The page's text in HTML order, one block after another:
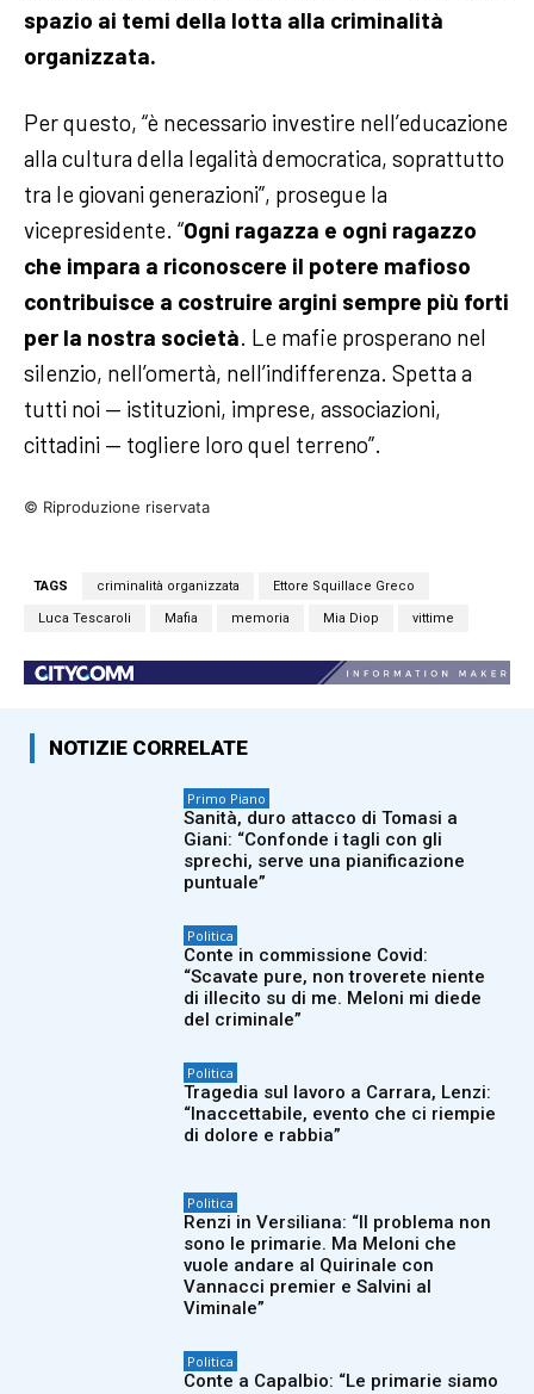
spazio ai temi della lotta alla criminalità
organizzata.
Per questo, “è necessario investire nell’educazione
alla cultura della legalità democratica, soprattutto
tra le giovani generazioni”, prosegue la
vicepresidente. “Ogni ragazza e ogni ragazzo
che impara a riconoscere il potere mafioso
contribuisce a costruire argini sempre più forti
per la nostra società. Le mafie prosperano nel
silenzio, nell’omertà, nell’indifferenza. Spetta a
tutti noi — istituzioni, imprese, associazioni,
cittadini — togliere loro quel terreno”.
© Riproduzione riservata
TAGS criminalità organizzata Ettore Squillace Greco
Luca Tescaroli Mafia memoria Mia Diop vittime
NOTIZIE CORRELATE
Primo Piano
Sanità, duro attacco di Tomasi a
Giani: “Confonde i tagli con gli
sprechi, serve una pianificazione
puntuale”
Politica
Conte in commissione Covid:
“Scavate pure, non troverete niente
di illecito su di me. Meloni mi diede
del criminale”
Politica
Tragedia sul lavoro a Carrara, Lenzi:
“Inaccettabile, evento che ci riempie
di dolore e rabbia”
Politica
Renzi in Versiliana: “Il problema non
sono le primarie. Ma Meloni che
vuole andare al Quirinale con
Vannacci premier e Salvini al
Viminale”
Politica
Conte a Capalbio: “Le primarie siamo